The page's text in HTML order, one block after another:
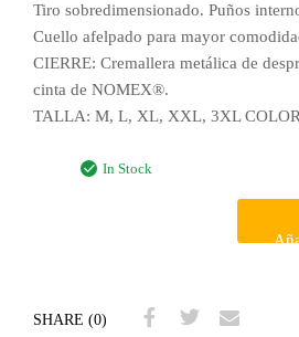
Tiro sobredimensionado. Puños
Cuello afelpado para mayor
CIERRE: Cremallera metálica de
cinta de NOMEX®.
TALLA: M, L, XL, XXL, 3XL
In Stock
SHARE (0)